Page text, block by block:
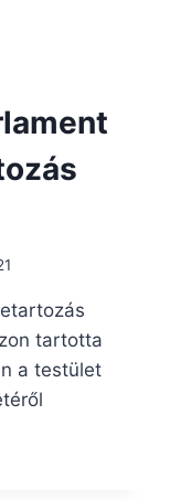
tartotta
a testület